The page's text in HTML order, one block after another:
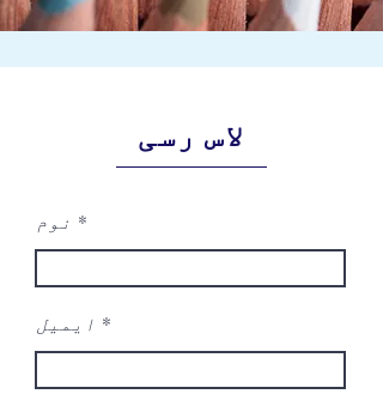
لاس رسی
نوم
ایمیل